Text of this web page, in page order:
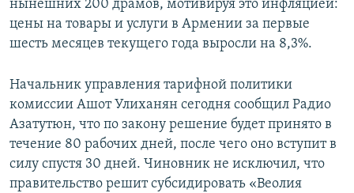
нынешних 200 драмов, мотивируя это инфляцией:
цены на товары и услуги в Армении за первые
шесть месяцев текущего года выросли на 8,3%.
Начальник управления тарифной политики
комиссии Ашот Улиханян сегодня сообщил Радио
Азатутюн, что по закону решение будет принято в
течение 80 рабочих дней, после чего оно вступит в
силу спустя 30 дней. Чиновник не исключил, что
правительство решит субсидировать «Веолия